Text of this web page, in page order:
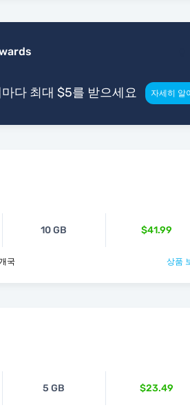
다 최대 $5를 받으세요 자세히 알
10 GB $41.99
개국 상품
5 GB $23.49